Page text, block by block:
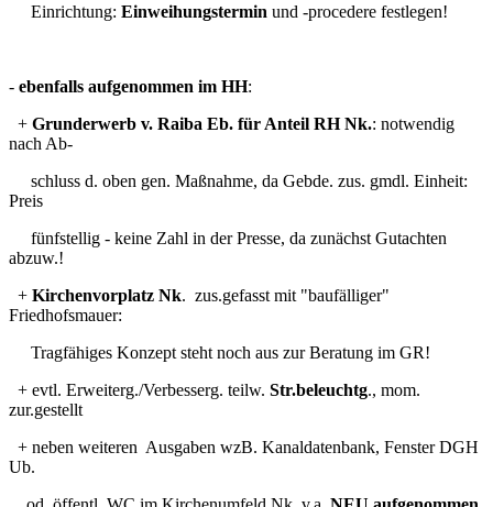
Einrichtung: Einweihungstermin und -procedere festlegen!
- ebenfalls aufgenommen im HH:
+ Grunderwerb v. Raiba Eb. für Anteil RH Nk.: notwendig
nach Ab-
schluss d. oben gen. Maßnahme, da Gebde. zus. gmdl. Einheit:
Preis
fünfstellig - keine Zahl in der Presse, da zunächst Gutachten
abzuw.!
+ Kirchenvorplatz Nk. zus.gefasst mit "baufälliger"
Friedhofsmauer:
Tragfähiges Konzept steht noch aus zur Beratung im GR!
+ evtl. Erweiterg./Verbesserg. teilw. Str.beleuchtg., mom.
zur.gestellt
+ neben weiteren Ausgaben wzB. Kanaldatenbank, Fenster DGH
Ub.